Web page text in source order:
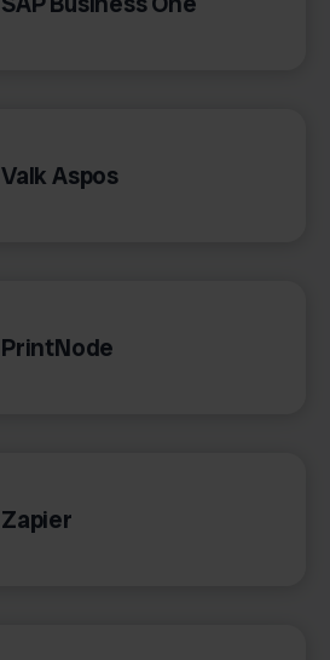
Valk Aspos
PrintNode
Zapier